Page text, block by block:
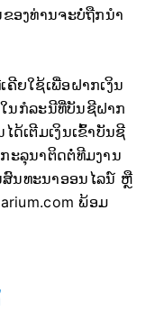
ອງທ່ານຈະບໍ່ຖືກນຳ
ຄີຍໃຊ້ເພື່ອຝາກເງິນ
ໃນກໍລະນີທີ່ບັນຊີຝາກ
ດ້ເຕີມເງິນເຂົ້າບັນຊີ
ະລຸນາຕິດຕໍ່ທີມງານ
ນທະນາອອນໄລນ໌ ຫຼື
ພ້ອມ